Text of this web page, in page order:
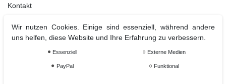
Kontakt
Christbaumschmuck
Christbaumkugel
Wir nutzen Cookies. Einige sind essenziell, während andere
uns helfen, diese Website und Ihre Erfahrung zu verbessern.
Essenziell Externe Medien
PayPal Funktional